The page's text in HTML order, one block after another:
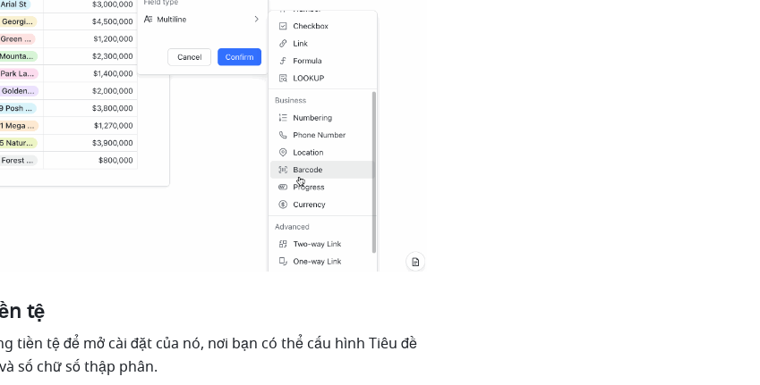
tệ
tiền tệ để mở cài đặt của nó, nơi bạn có thể cấu hình Tiêu đề
số chữ số thập phân.